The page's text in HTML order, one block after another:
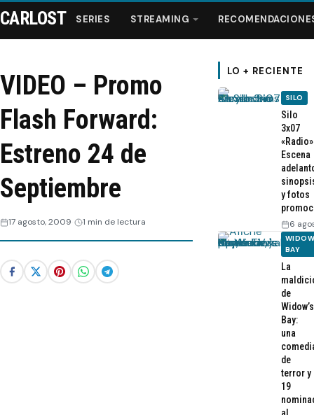
Series
Streaming
Recomendaciones
Videos
Webisodios
CARLOST SERIES STREAMING
VIDEO – Promo
Flash Forward:
Estreno 24 de
Septiembre
17 agosto, 2009 1 min de lectura
LO + RECIENTE
SILO
Silo
3x07
Escena
y fotos
6
BAY
La
de
Widow’s
Bay:
una
de
terror y
19